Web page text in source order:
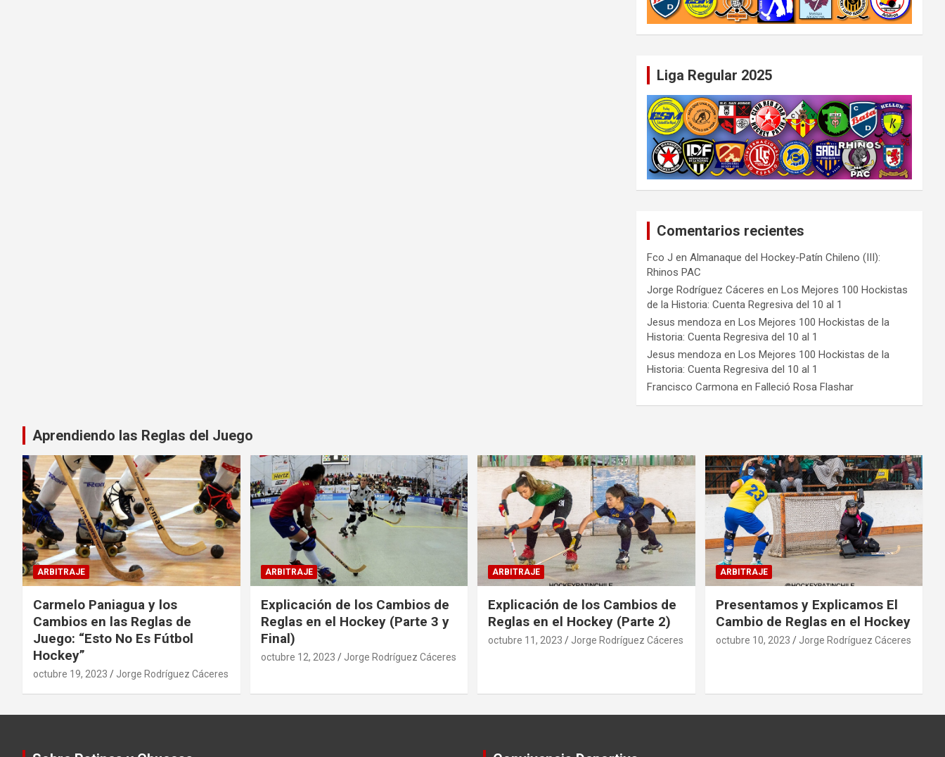
Liga Regular 2025
Comentarios recientes
Fco J enAlmanaque del Hockey-Patín Chileno (III):
Rhinos PAC
Jorge Rodríguez Cáceres enLos Mejores 100 Hockistas
de la Historia: Cuenta Regresiva del 10 al 1
Jesus mendoza enLos Mejores 100 Hockistas de la
Historia: Cuenta Regresiva del 10 al 1
Jesus mendoza enLos Mejores 100 Hockistas de la
Historia: Cuenta Regresiva del 10 al 1
Francisco Carmona enFalleció Rosa Flashar
Aprendiendo las Reglas del Juego
ARBITRAJE
Carmelo Paniagua y los
Cambios en las Reglas de
Juego: “Esto No Es Fútbol
Hockey”
octubre 19, 2023 Jorge Rodríguez Cáceres
ARBITRAJE
Explicación de los Cambios de
Reglas en el Hockey (Parte 3 y
Final)
octubre 12, 2023 Jorge Rodríguez Cáceres
ARBITRAJE
Explicación de los Cambios de
Reglas en el Hockey (Parte 2)
octubre 11, 2023 Jorge Rodríguez Cáceres
ARBITRAJE
Presentamos y Explicamos El
Cambio de Reglas en el Hockey
octubre 10, 2023 Jorge Rodríguez Cáceres